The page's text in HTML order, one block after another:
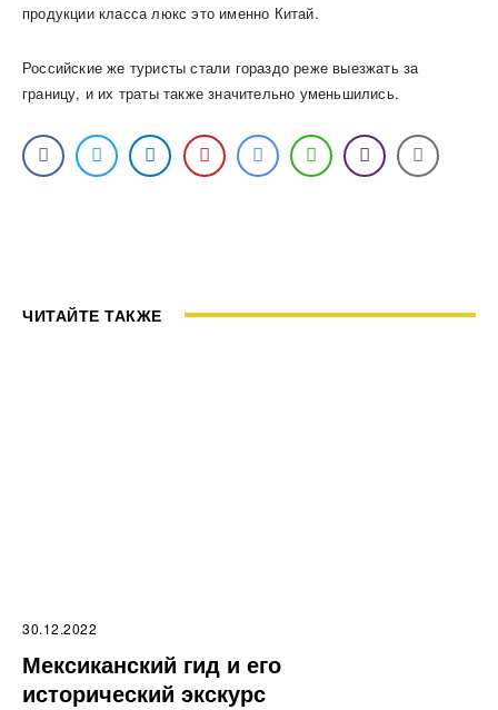
продукции класса люкс это именно Китай.
Российские же туристы стали гораздо реже выезжать за
границу, и их траты также значительно уменьшились.
ЧИТАЙТЕ ТАКЖЕ
30.12.2022
Мексиканский гид и его
исторический экскурс